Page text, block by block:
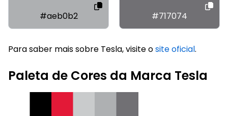
#aeb0b2 #717074
Para saber mais sobre Tesla, visite osite oficial.
Paleta de Cores da Marca Tesla